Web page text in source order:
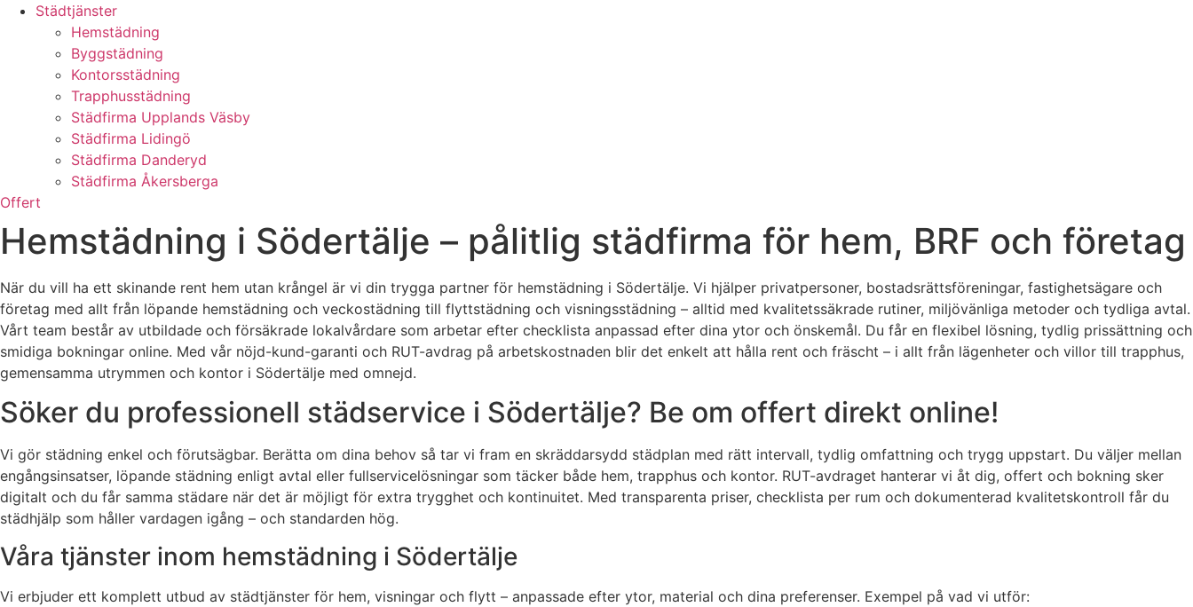
Städtjänster
Hemstädning
Byggstädning
Kontorsstädning
Trapphusstädning
Städfirma Upplands Väsby
Städfirma Lidingö
Städfirma Danderyd
Städfirma Åkersberga
Offert
Hemstädning i Södertälje – pålitlig städfirma för hem, BRF och företag
När du vill ha ett skinande rent hem utan krångel är vi din trygga partner för hemstädning i Södertälje. Vi hjälper privatpersoner, bostadsrättsföreningar, fastighetsägare och
företag med allt från löpande hemstädning och veckostädning till flyttstädning och visningsstädning – alltid med kvalitetssäkrade rutiner, miljövänliga metoder och tydliga avtal.
Vårt team består av utbildade och försäkrade lokalvårdare som arbetar efter checklista anpassad efter dina ytor och önskemål. Du får en flexibel lösning, tydlig prissättning och
smidiga bokningar online. Med vår nöjd-kund-garanti och RUT-avdrag på arbetskostnaden blir det enkelt att hålla rent och fräscht – i allt från lägenheter och villor till trapphus,
gemensamma utrymmen och kontor i Södertälje med omnejd.
Söker du professionell städservice i Södertälje? Be om offert direkt online!
Vi gör städning enkel och förutsägbar. Berätta om dina behov så tar vi fram en skräddarsydd städplan med rätt intervall, tydlig omfattning och trygg uppstart. Du väljer mellan
engångsinsatser, löpande städning enligt avtal eller fullservicelösningar som täcker både hem, trapphus och kontor. RUT-avdraget hanterar vi åt dig, offert och bokning sker
digitalt och du får samma städare när det är möjligt för extra trygghet och kontinuitet. Med transparenta priser, checklista per rum och dokumenterad kvalitetskontroll får du
städhjälp som håller vardagen igång – och standarden hög.
Våra tjänster inom hemstädning i Södertälje
Vi erbjuder ett komplett utbud av städtjänster för hem, visningar och flytt – anpassade efter ytor, material och dina preferenser. Exempel på vad vi utför: